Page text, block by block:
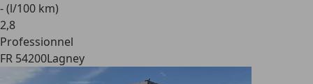
- (l/100 km)
2,8
Professionnel
FR 54200Lagney